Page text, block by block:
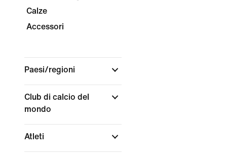
Calze
Accessori
Paesi/regioni
Club di calcio del
mondo
Atleti